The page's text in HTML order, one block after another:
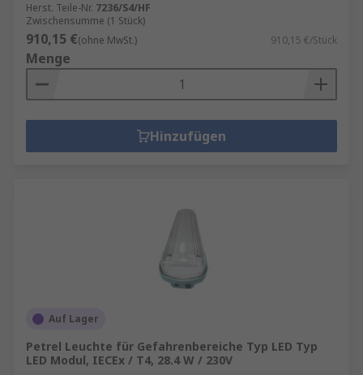
Herst. Teile-Nr. 7236/S4/HF
Zwischensumme (1 Stück)
910,15 €(ohne MwSt.) 910,15 €/Stück
Menge
Hinzufügen
Auf Lager
Petrel Leuchte für Gefahrenbereiche Typ LED Typ
LED Modul, IECEx / T4, 28.4 W / 230V